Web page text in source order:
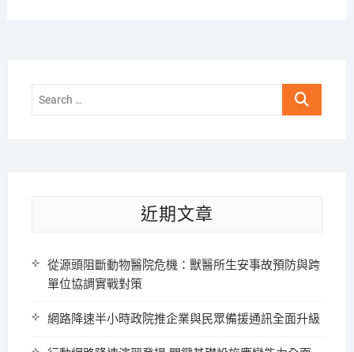
Search
近期文章
從源頭阻斷動物醫院危機：獸醫所生安事故預防與跨
單位協調實戰對策
網路降速半小時政院推企業與民眾備援通訊全面升級